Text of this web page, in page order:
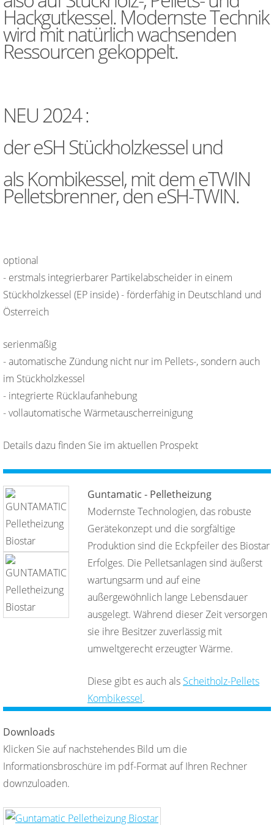
Hackgutkessel. Modernste Technik
wird mit natürlich wachsenden
Ressourcen gekoppelt.
NEU 2024 :
dereSH Stückholzkessel und
als Kombikessel, mit demeTWIN
Pelletsbrenner, deneSH-TWIN.
optional
- erstmals integrierbarer Partikelabscheider in einem
Stückholzkessel (EP inside) - förderfähig in Deutschland und
Österreich
serienmäßig
- automatische Zündung nicht nur im Pellets-, sondern auch
im Stückholzkessel
- integrierte Rücklaufanhebung
- vollautomatische Wärmetauscherreinigung
Details dazu finden Sie im aktuellen Prospekt
Guntamatic - Pelletheizung
Modernste Technologien, das robuste
Gerätekonzept und die sorgfältige
Produktion sind die Eckpfeiler des Biostar
Erfolges. Die Pelletsanlagen sind äußerst
wartungsarm und auf eine
außergewöhnlich lange Lebensdauer
ausgelegt. Während dieser Zeit versorgen
sie ihre Besitzer zuverlässig mit
umweltgerecht erzeugter Wärme.
Diese gibt es auch als Scheitholz-Pellets
Kombikessel.
Downloads
Klicken Sie auf nachstehendes Bild um die
Informationsbroschüre im pdf-Format auf Ihren Rechner
downzuloaden.